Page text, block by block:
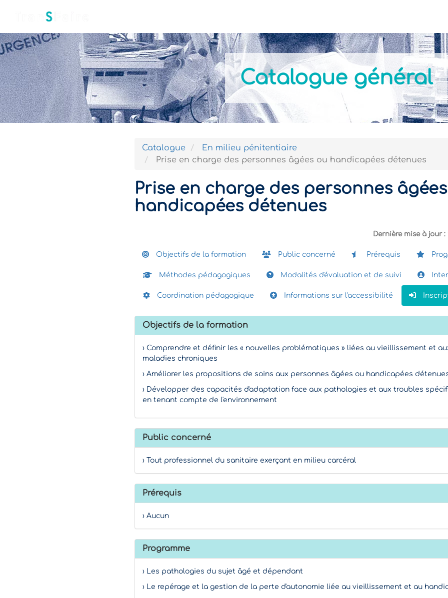
Catalogue général
Catalogue
En milieu pénitentiaire
Prise en charge des personnes âgées ou handicapées détenues
Prise en charge des personnes
handicapées détenues
Dernière mise à jour :
Objectifs de la formation Public concerné Prérequis
Méthodes pédagogiques Modalités d'évaluation et de suivi
Coordination pédagogique Informations sur l'accessibilité
Objectifs de la formation
› Comprendre et définir les « nouvelles problématiques » liées au vieillissement et
maladies chroniques
› Améliorer les propositions de soins aux personnes âgées ou handicapées
› Développer des capacités d'adaptation face aux pathologies et aux troubles
en tenant compte de l'environnement
Public concerné
› Tout professionnel du sanitaire exerçant en milieu carcéral
Prérequis
› Aucun
Programme
› Les pathologies du sujet âgé et dépendant
› Le repérage et la gestion de la perte d'autonomie liée au vieillissement et au